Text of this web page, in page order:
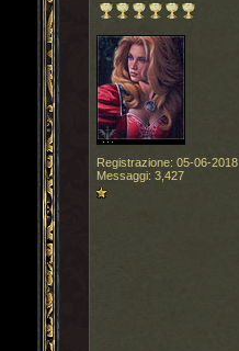
Registrazione: 05-06-2018
Messaggi: 3,427